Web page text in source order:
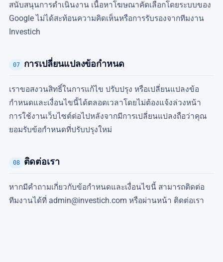
สนับสนุนการดำเนินงาน เนื้อหาโฆษณาคัดเลือกโดยระบบของ
Google ไม่ได้สะท้อนความคิดเห็นหรือการรับรองจากทีมงาน
Investich
07 การเปลี่ยนแปลงข้อกำหนด
เราขอสงวนสิทธิ์ในการแก้ไข ปรับปรุง หรือเปลี่ยนแปลงข้อ
กำหนดและเงื่อนไขนี้ได้ตลอดเวลาโดยไม่ต้องแจ้งล่วงหน้า
การใช้งานเว็บไซต์ต่อไปหลังจากมีการเปลี่ยนแปลงถือว่าคุณ
ยอมรับข้อกำหนดที่ปรับปรุงใหม่
08 ติดต่อเรา
หากมีคำถามเกี่ยวกับข้อกำหนดและเงื่อนไขนี้ สามารถติดต่อ
ทีมงานได้ที่ admin@investich.com หรือผ่านหน้า ติดต่อเรา